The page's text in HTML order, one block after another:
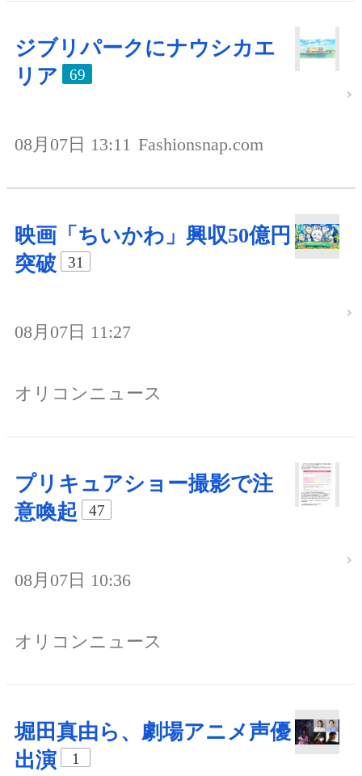
ジブリパークにナウシカエ
リア
69
08月07日 13:11 Fashionsnap.com
映画「ちいかわ」興収50億円
突破
31
08月07日 11:27
オリコンニュース
プリキュアショー撮影で注
意喚起
47
08月07日 10:36
オリコンニュース
堀田真由ら、劇場アニメ声優
出演
1